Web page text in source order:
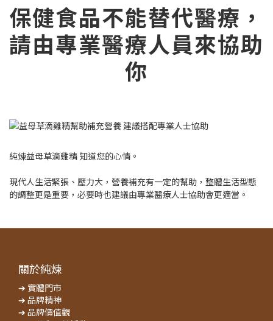
保健食品不能替代醫療，
請由專業醫療人員來協助
你
純煉益母草滴雞精 知道您的心情。
現代人生活緊張、壓力大，營養補充有一定的幫助，整體生活型態
的調整更是重要，必要時也建議由專業醫療人士協助會更適當。
關於純煉
➔ 實體門市
➔ 品牌精神
➔ 品牌價值觀